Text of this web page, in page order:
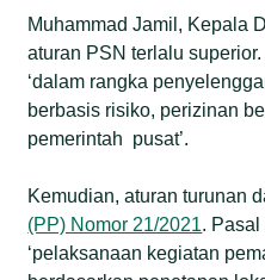
Muhammad Jamil, Kepala
aturan PSN terlalu
‘dalam rangka
berbasis risiko, perizinan
pemerintah pusat’.
Kemudian, aturan turunan
(PP) Nomor 21/2021. Pasal
‘pelaksanaan kegiatan